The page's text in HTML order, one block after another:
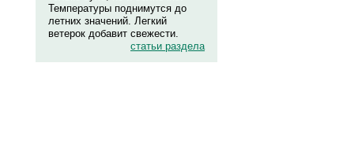
Температуры поднимутся до
летних значений. Легкий
ветерок добавит свежести.
статьи раздела